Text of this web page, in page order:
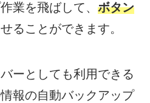
業を飛ばして、ボタン
ることができます。
ーとしても利用できる
報の自動バックアップ